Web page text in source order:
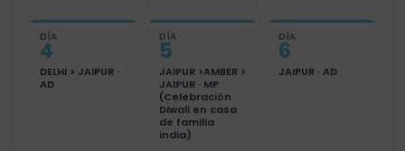
DÍA
4
DELHI > JAIPUR ·
AD
DÍA
5
JAIPUR >AMBER >
JAIPUR · MP
(Celebración
Diwali en casa
de familia
india)
DÍA
6
JAIPUR · AD